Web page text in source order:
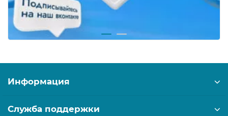
Информация
Служба поддержки